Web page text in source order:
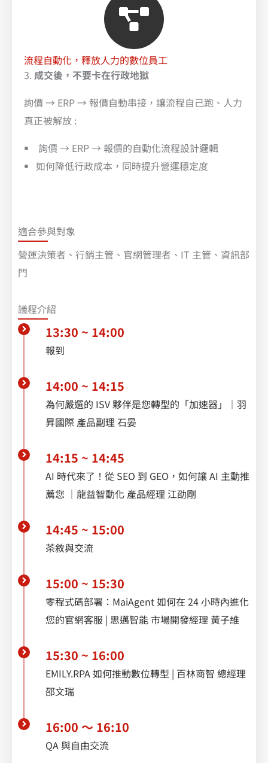
流程自動化，釋放人力的數位員工
3. 成交後，不要卡在行政地獄
詢價 → ERP → 報價自動串接，讓流程自己跑、人力
真正被解放 :
詢價 → ERP → 報價的自動化流程設計邏輯
如何降低行政成本，同時提升營運穩定度
適合參與對象
營運決策者、行銷主管、官網管理者、IT 主管、資訊部
門
議程介紹
13:30 ~ 14:00
報到
14:00 ~ 14:15
為何嚴選的 ISV 夥伴是您轉型的「加速器」｜羽
昇國際 產品副理 石晏
14:15 ~ 14:45
AI 時代來了！從 SEO 到 GEO，如何讓 AI 主動推
薦您 ｜龍益智動化 產品經理 江劭剛
14:45 ~ 15:00
茶敘與交流
15:00 ~ 15:30
零程式碼部署：MaiAgent 如何在 24 小時內進化
您的官網客服 | 思邁智能 市場開發經理 黃子維
15:30 ~ 16:00
EMILY.RPA 如何推動數位轉型 | 百林商智 總經理
邵文瑞
16:00 ～ 16:10
QA 與自由交流